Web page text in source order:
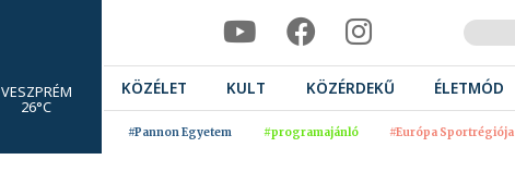
VESZPRÉM
26°C
KÖZÉLET KULT KÖZÉRDEKŰ ÉLETMÓD
#Pannon Egyetem #programajánló #Európa Sportrégiója